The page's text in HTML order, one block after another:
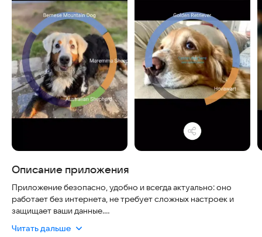
Описание приложения
Приложение безопасно, удобно и всегда актуально: оно
работает без интернета, не требует сложных настроек и
защищает ваши данные.
Внимание: для корректной работы нужна оперативная
Читать дальше